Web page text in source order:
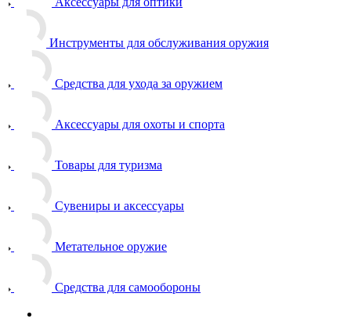
Инструменты для обслуживания оружия
Средства для ухода за оружием
Аксессуары для охоты и спорта
Товары для туризма
Сувениры и аксессуары
Метательное оружие
Средства для самообороны